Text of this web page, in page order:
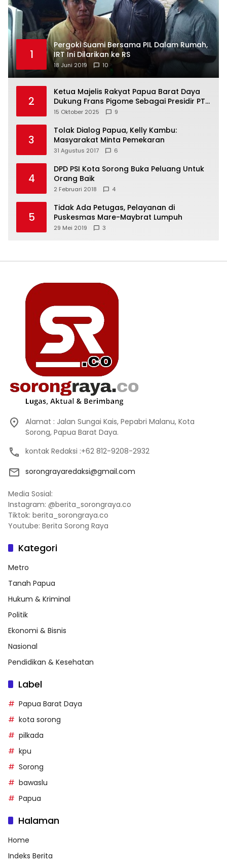
1
Pergoki Suami Bersama PIL Dalam Rumah,
IRT Ini Dilarikan ke RS
18 Juni 2019 10
2
Ketua Majelis Rakyat Papua Barat Daya
Dukung Frans Pigome Sebagai Presidir PT
Freeport Indonesia
15 Oktober 2025 9
3
Tolak Dialog Papua, Kelly Kambu:
Masyarakat Minta Pemekaran
31 Agustus 2017 6
4
DPD PSI Kota Sorong Buka Peluang Untuk
Orang Baik
2 Februari 2018 4
5
Tidak Ada Petugas, Pelayanan di
Puskesmas Mare-Maybrat Lumpuh
29 Mei 2019 3
Alamat : Jalan Sungai Kais, Pepabri Malanu, Kota
Sorong, Papua Barat Daya.
kontak Redaksi :+62 812-9208-2932
sorongrayaredaksi@gmail.com
Media Sosial:
Instagram: @berita_sorongraya.co
Tiktok: berita_sorongraya.co
Youtube: Berita Sorong Raya
Kategori
Metro
Tanah Papua
Hukum & Kriminal
Politik
Ekonomi & Bisnis
Nasional
Pendidikan & Kesehatan
Label
Papua Barat Daya
kota sorong
pilkada
kpu
Sorong
bawaslu
Papua
Halaman
Home
Indeks Berita